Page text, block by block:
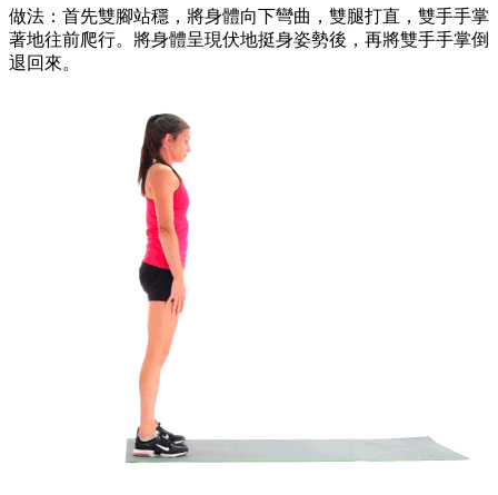
做法：首先雙腳站穩，將身體向下彎曲，雙腿打直，雙手手掌
著地往前爬行。將身體呈現伏地挺身姿勢後，再將雙手手掌倒
退回來。